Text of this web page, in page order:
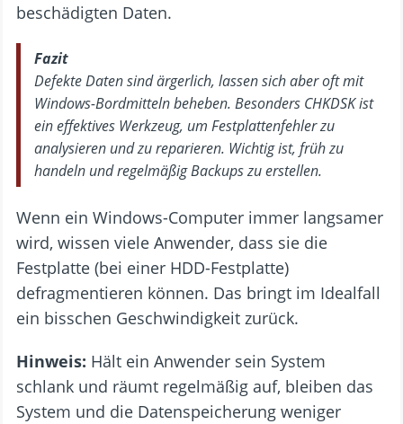
beschädigten Daten.
Fazit
Defekte Daten sind ärgerlich, lassen sich aber oft mit
Windows-Bordmitteln beheben. Besonders CHKDSK ist
ein effektives Werkzeug, um Festplattenfehler zu
analysieren und zu reparieren. Wichtig ist, früh zu
handeln und regelmäßig Backups zu erstellen.
Wenn ein Windows-Computer immer langsamer
wird, wissen viele Anwender, dass sie die
Festplatte (bei einer HDD-Festplatte)
defragmentieren können. Das bringt im Idealfall
ein bisschen Geschwindigkeit zurück.
Hinweis: Hält ein Anwender sein System
schlank und räumt regelmäßig auf, bleiben das
System und die Datenspeicherung weniger